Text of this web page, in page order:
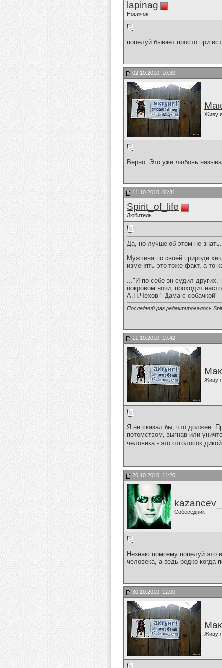
lapinag
Новичок
поцелуй бывает просто при
02.10.2010, 10:30
Живу
Верно. Это уже любовь
11.10.2010, 06:31
Spirit_of_life
Любитель
Да, но лучше об этом не
Мужчина по своей природе
изменять это тоже факт, а то
..."И по себе он судил других,
покровом ночи, проходит
А.П.Чехов " Дама с собачкой"
Последний раз редактировалось
11.10.2010, 19:42
Живу
Я не сказал бы, что должен.
потомством, выгнав или
человека - это отголосок
26.10.2010, 11:20
Собеседник
Незнаю помоему поцелуй это
человека, а ведь редко когда
30.10.2010, 12:00
Живу